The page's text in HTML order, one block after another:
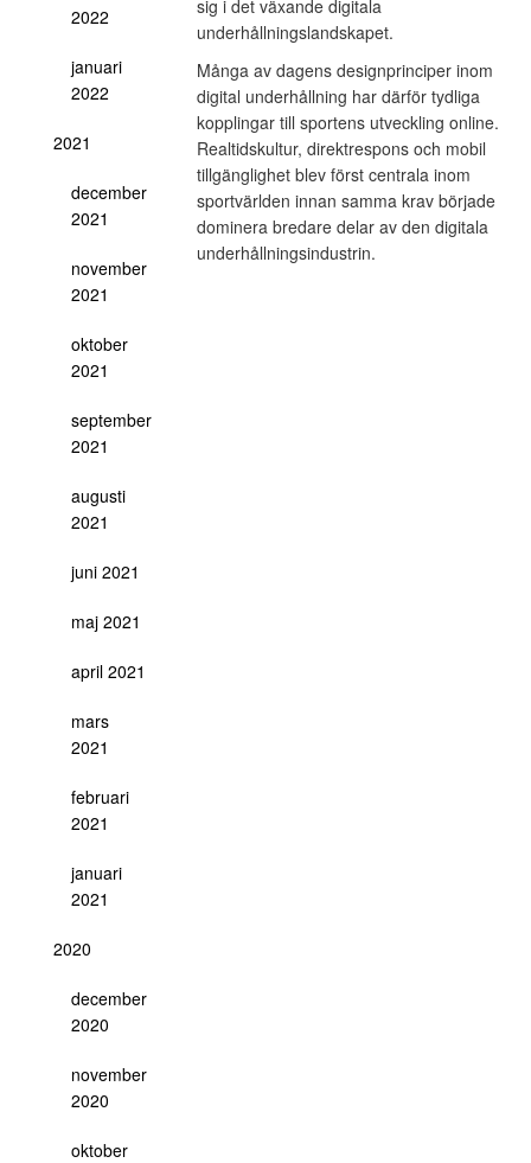
2022
januari
2022
2021
december
2021
november
2021
oktober
2021
september
2021
augusti
2021
juni 2021
maj 2021
april 2021
mars
2021
februari
2021
januari
2021
2020
december
2020
november
2020
oktober
sig i det växande digitala
underhållningslandskapet.
Många av dagens designprinciper inom
digital underhållning har därför tydliga
kopplingar till sportens utveckling online.
Realtidskultur, direktrespons och mobil
tillgänglighet blev först centrala inom
sportvärlden innan samma krav började
dominera bredare delar av den digitala
underhållningsindustrin.